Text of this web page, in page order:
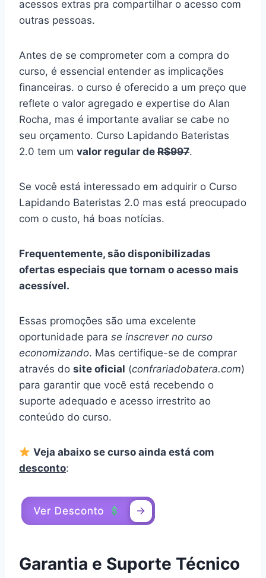
acessos extras pra compartilhar o acesso com
outras pessoas.
Antes de se comprometer com a compra do
curso, é essencial entender as implicações
financeiras. o curso é oferecido a um preço que
reflete o valor agregado e expertise do Alan
Rocha, mas é importante avaliar se cabe no
seu orçamento. Curso Lapidando Bateristas
2.0 tem um valor regular de R$997.
Se você está interessado em adquirir o Curso
Lapidando Bateristas 2.0 mas está preocupado
com o custo, há boas notícias.
Frequentemente, são disponibilizadas
ofertas especiais que tornam o acesso mais
acessível.
Essas promoções são uma excelente
oportunidade para se inscrever no curso
economizando. Mas certifique-se de comprar
através do site oficial (confrariadobatera.com)
para garantir que você está recebendo o
suporte adequado e acesso irrestrito ao
conteúdo do curso.
Veja abaixo se curso ainda está com
desconto:
Garantia e Suporte Técnico